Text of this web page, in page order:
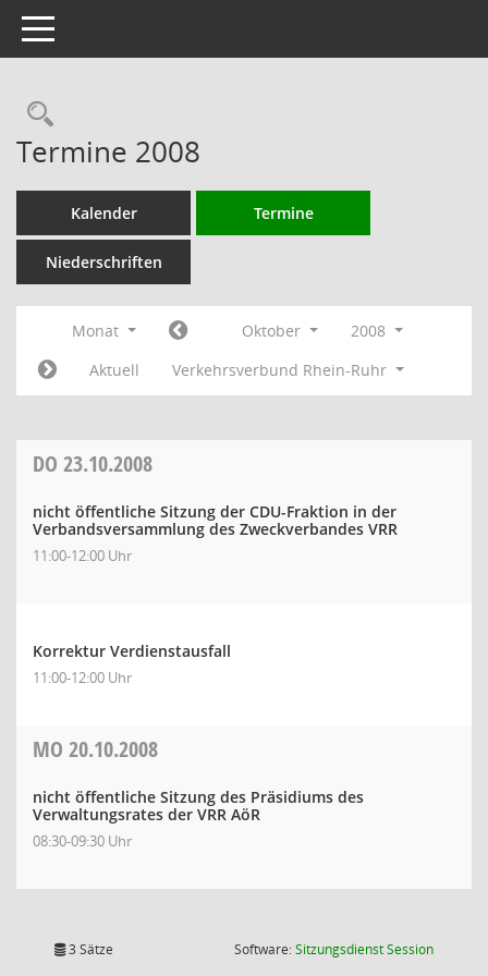
Toggle navigation
Rechercheauswahl
Termine 2008
Kalender Termine
Niederschriften
Monat Oktober
2008
Aktuell
Verkehrsverbund Rhein-Ruhr
DO 23.10.2008
nicht öffentliche Sitzung der CDU-Fraktion in der
Verbandsversammlung des Zweckverbandes VRR
11:00-12:00 Uhr
Korrektur Verdienstausfall
11:00-12:00 Uhr
MO 20.10.2008
nicht öffentliche Sitzung des Präsidiums des
Verwaltungsrates der VRR AöR
08:30-09:30 Uhr
3 Sätze Software:SitzungsdienstSession(Wird in